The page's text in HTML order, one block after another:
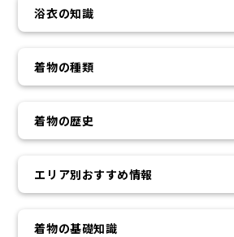
浴衣の知識
着物の種類
着物の歴史
エリア別おすすめ情報
着物の基礎知識